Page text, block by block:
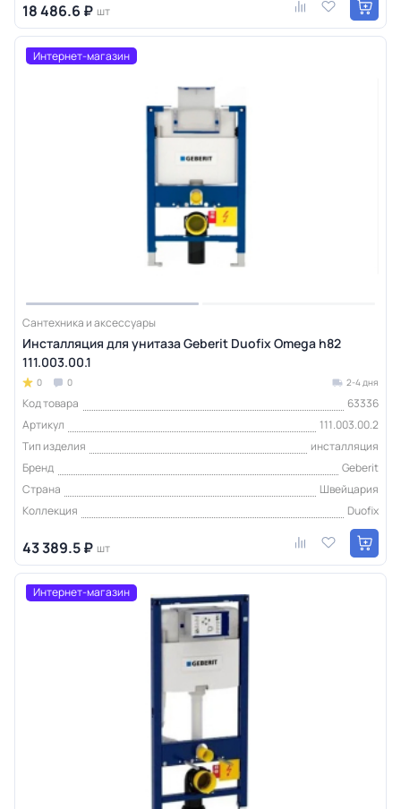
18 486.6 ₽ шт
Интернет-магазин
Сантехника и аксессуары
Инсталляция для унитаза Geberit Duofix Omega h82
111.003.00.1
0 0 2-4 дня
Код товара
63336
Артикул
111.003.00.2
Тип изделия
инсталляция
Бренд
Geberit
Страна
Швейцария
Коллекция
Duofix
43 389.5 ₽ шт
Интернет-магазин